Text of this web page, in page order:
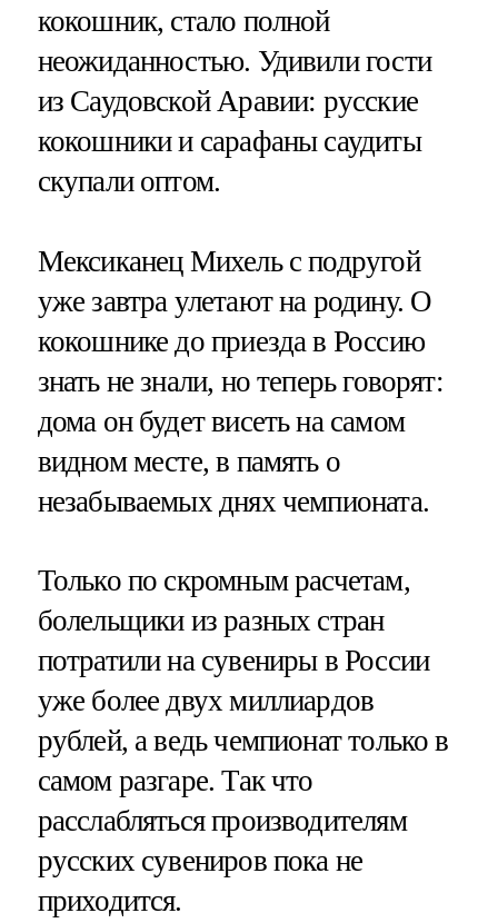
кокошник, стало полной
неожиданностью. Удивили гости
из Саудовской Аравии: русские
кокошники и сарафаны саудиты
скупали оптом.
Мексиканец Михель с подругой
уже завтра улетают на родину. О
кокошнике до приезда в Россию
знать не знали, но теперь говорят:
дома он будет висеть на самом
видном месте, в память о
незабываемых днях чемпионата.
Только по скромным расчетам,
болельщики из разных стран
потратили на сувениры в России
уже более двух миллиардов
рублей, а ведь чемпионат только в
самом разгаре. Так что
расслабляться производителям
русских сувениров пока не
приходится.